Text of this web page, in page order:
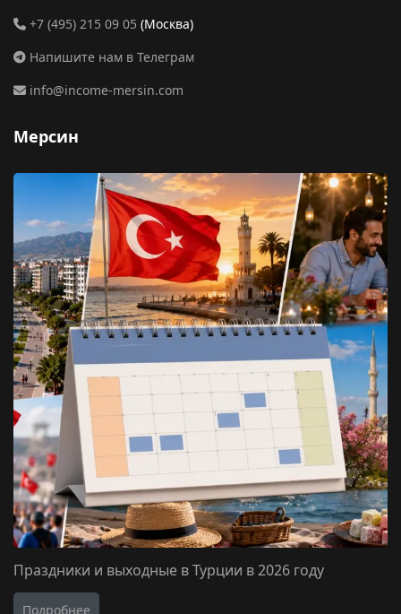
+7 (495) 215 09 05 (Москва)
Напишите нам в Телеграм
info@income-mersin.com
Мерсин
Праздники и выходные в Турции в 2026 году
Подробнее